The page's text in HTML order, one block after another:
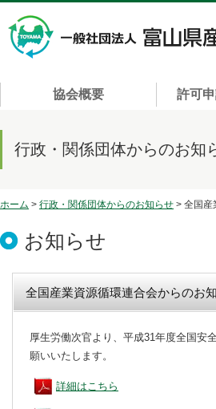
協会概要 許可
行政・関係団体からのお知
ホーム > 行政・関係団体からのお知らせ > 全国産
お知らせ
全国産業資源循環連合会からのお
厚生労働次官より、平成31年度全国安
願いいたします。
詳細はこちら